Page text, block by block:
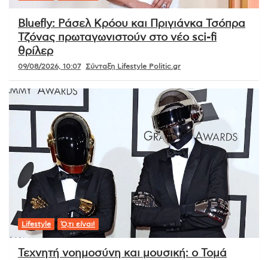
Bluefly: Ράσελ Κρόου και Πριγιάνκα Τσόπρα
Τζόνας πρωταγωνιστούν στο νέο sci-fi
θρίλερ
09/08/2026, 10:07 Σύνταξη Lifestyle Politic.gr
Lifestyle Ό,τι είναι!
Τεχνητή νοημοσύνη και μουσική: ο Τομά